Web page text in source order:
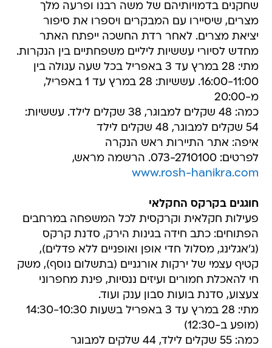
שחקנים בדמויותיהם של משה רבנו ופרעה מלך
מצרים, שיסיירו עם המבקרים ויספרו את סיפור
יציאת מצרים. לאחר רדת החשכה ייפתח האתר
מחדש לסיורי עששיות ליליים משפחתיים בין הנקרות.
מתי: 28 במרץ עד 3 באפריל בכל שעה עגולה בין
16:00-11:00. עששיות: 28 במרץ עד 1 באפריל,
מ-20:00
כמה: 48 שקלים למבוגר, 38 שקלים לילד. עששיות:
54 שקלים למבוגר, 48 שקלים לילד
איפה: אתר התיירות ראש הנקרה
לפרטים: 073-2710100. הרשמה מראש,
www.rosh-hanikra.com
חוגגים בקרקס החקלאי
פעילות חקלאית וקרקסית לכל המשפחה במרחבים
הפתוחים: כתב חידה בגינות הירק, סדנת קרקס
(ג'אגלינג, מסלול חדי אופן ואופניים ללא פדלים),
קטיף עצמי של ירקות אורגניים (בתשלום נוסף), משק
חי להאכלת חמורים ועיזים ננסיות, פינת מחפרוני
צעצוע, סדנת בועות סבון ענק ועוד.
מתי: 28 במרץ עד 3 באפריל בשעות 14:30-10:30
(מופע ב-12:30)
כמה: 55 שקלים לילד, 44 שלקים למבוגר